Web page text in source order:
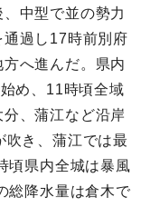
中型で並の勢力
過し17時前別府
へ進んだ。県内
め、11時頃全域
、蒲江など沿岸
吹き、蒲江では最
頃県内全城は暴風
総降水量は倉木で